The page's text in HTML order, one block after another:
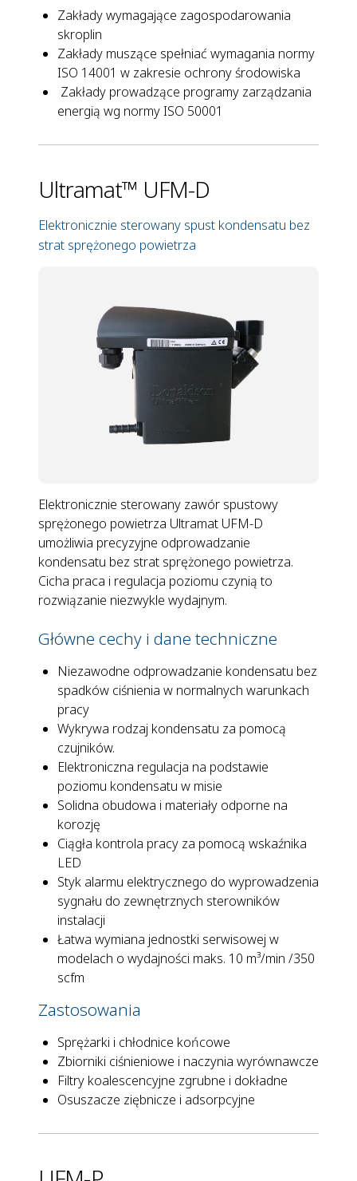
Zakłady wymagające zagospodarowania
skroplin
Zakłady muszące spełniać wymagania normy
ISO 14001 w zakresie ochrony środowiska
Zakłady prowadzące programy zarządzania
energią wg normy ISO 50001
Ultramat™ UFM-D
Elektronicznie sterowany spust kondensatu bez
strat sprężonego powietrza
Elektronicznie sterowany zawór spustowy
sprężonego powietrza Ultramat UFM-D
umożliwia precyzyjne odprowadzanie
kondensatu bez strat sprężonego powietrza.
Cicha praca i regulacja poziomu czynią to
rozwiązanie niezwykle wydajnym.
Główne cechy i dane techniczne
Niezawodne odprowadzanie kondensatu bez
spadków ciśnienia w normalnych warunkach
pracy
Wykrywa rodzaj kondensatu za pomocą
czujników.
Elektroniczna regulacja na podstawie
poziomu kondensatu w misie
Solidna obudowa i materiały odporne na
korozję
Ciągła kontrola pracy za pomocą wskaźnika
LED
Styk alarmu elektrycznego do wyprowadzenia
sygnału do zewnętrznych sterowników
instalacji
Łatwa wymiana jednostki serwisowej w
modelach o wydajności maks. 10 m³/min /350
scfm
Zastosowania
Sprężarki i chłodnice końcowe
Zbiorniki ciśnieniowe i naczynia wyrównawcze
Filtry koalescencyjne zgrubne i dokładne
Osuszacze ziębnicze i adsorpcyjne